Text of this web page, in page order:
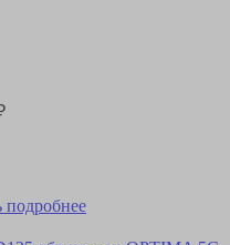
подробнее